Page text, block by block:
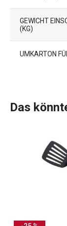
GEWICHT
KG)
UMKARTON
Das